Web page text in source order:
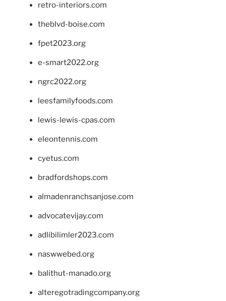
retro-interiors.com
theblvd-boise.com
fpet2023.org
e-smart2022.org
ngrc2022.org
leesfamilyfoods.com
lewis-lewis-cpas.com
eleontennis.com
cyetus.com
bradfordshops.com
almadenranchsanjose.com
advocatevijay.com
adlibilimler2023.com
naswwebed.org
balithut-manado.org
alteregotradingcompany.org